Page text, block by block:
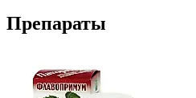
Препараты